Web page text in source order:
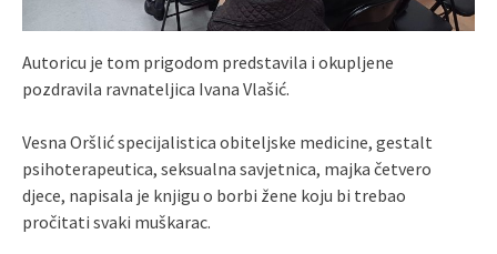
Autoricu je tom prigodom predstavila i okupljene
pozdravila ravnateljica Ivana Vlašić.
Vesna Oršlić specijalistica obiteljske medicine, gestalt
psihoterapeutica, seksualna savjetnica, majka četvero
djece, napisala je knjigu o borbi žene koju bi trebao
pročitati svaki muškarac.